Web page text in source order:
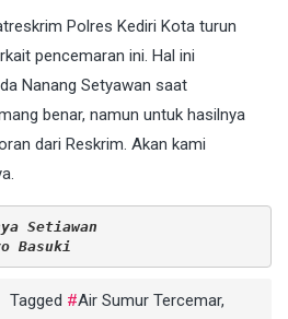
Polres Kediri Kota turun
pencemaran ini. Hal ini
Nanang Setyawan saat
benar, namun untuk hasilnya
dari Reskrim. Akan kami
Setiawan
Basuki
Tagged Air Sumur Tercemar,